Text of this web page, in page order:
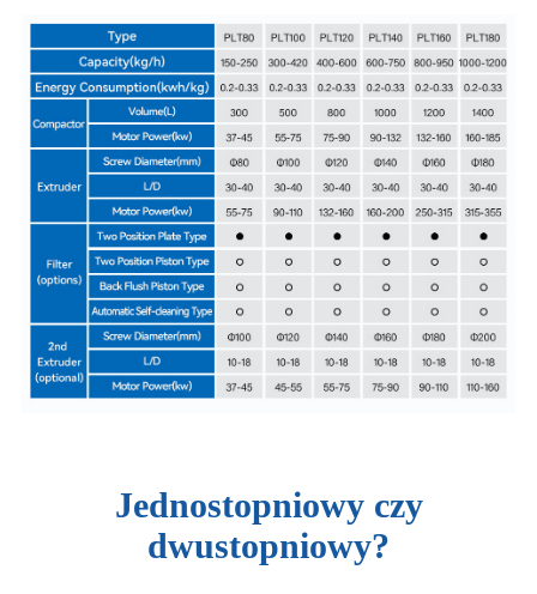
Jednostopniowy czy
dwustopniowy?